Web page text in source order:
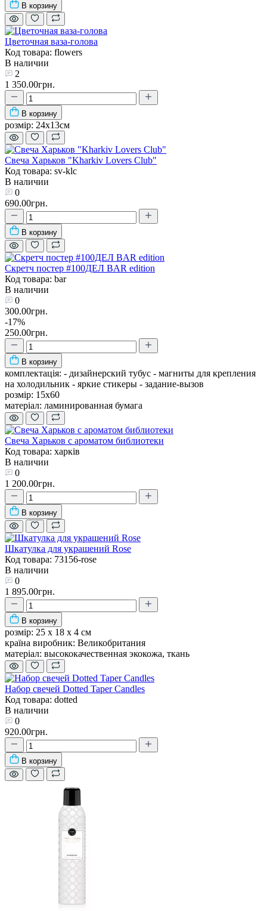
В корзину
Цветочная ваза-голова
Код товара: flowers
В наличии
2
1 350.00грн.
В корзину
розмір: 24х13см
Свеча Харьков "Kharkiv Lovers Club"
Код товара: sv-klc
В наличии
0
690.00грн.
В корзину
Скретч постер #100ДЕЛ BAR edition
Код товара: bar
В наличии
0
300.00грн.
-17%
250.00грн.
В корзину
комплектація: - дизайнерский тубус - магниты для крепления
на холодильник - яркие стикеры - задание-вызов
розмір: 15х60
матеріал: ламинированная бумага
Свеча Харьков с ароматом библиотеки
Код товара: харків
В наличии
0
1 200.00грн.
В корзину
Шкатулка для украшений Rose
Код товара: 73156-rose
В наличии
0
1 895.00грн.
В корзину
розмір: 25 x 18 x 4 см
країна виробник: Великобритания
матеріал: высококачественная экокожа, ткань
Набор свечей Dotted Taper Candles
Код товара: dotted
В наличии
0
920.00грн.
В корзину